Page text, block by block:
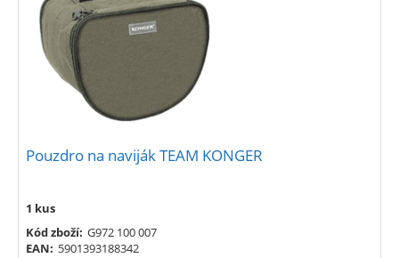
Pouzdro na naviják TEAM KONGER
1 kus
Kód zboží: G972 100 007
EAN: 5901393188342